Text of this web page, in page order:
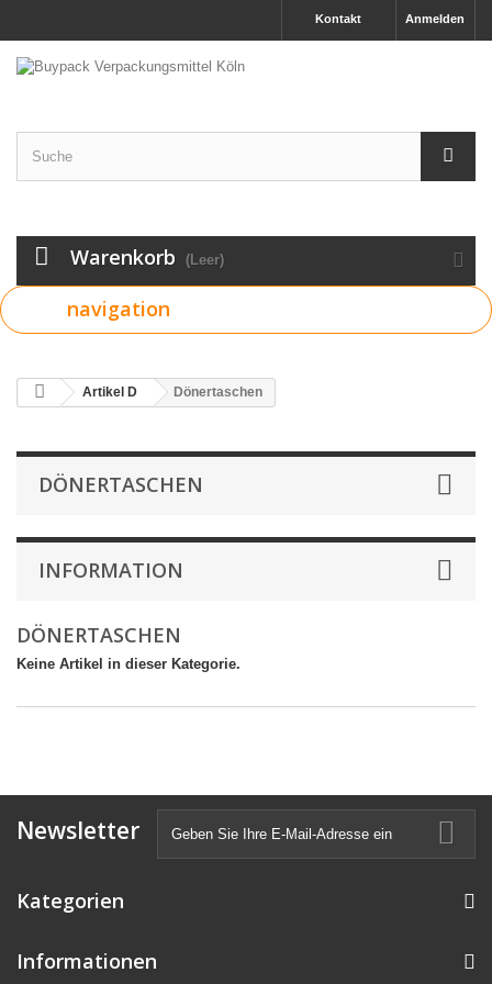
Anmelden
Kontakt
Warenkorb (Leer)
navigation
Artikel D Dönertaschen
DÖNERTASCHEN
INFORMATION
DÖNERTASCHEN
Keine Artikel in dieser Kategorie.
Newsletter
Kategorien
Informationen